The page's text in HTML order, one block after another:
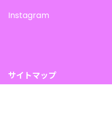
Instagram
サイトマップ